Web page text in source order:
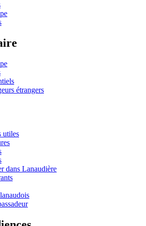
étrangers
utiles
dans Lanaudière